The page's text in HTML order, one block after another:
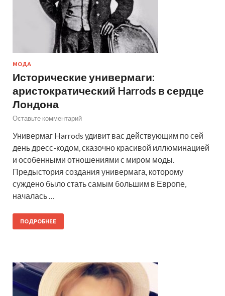
МОДА
Исторические универмаги:
аристократический Harrods в сердце
Лондона
Оставьте комментарий
Универмаг Harrods удивит вас действующим по сей
день дресс-кодом, сказочно красивой иллюминацией
и особенными отношениями с миром моды.
Предыстория создания универмага, которому
суждено было стать самым большим в Европе,
началась …
ПОДРОБНЕЕ